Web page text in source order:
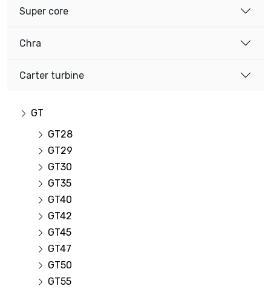
Super core
Chra
Carter turbine
GT
GT28
GT29
GT30
GT35
GT40
GT42
GT45
GT47
GT50
GT55